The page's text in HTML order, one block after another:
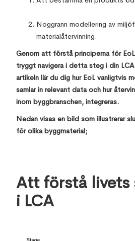
Noggrann modellering av
materialåtervinning.
Genom att förstå principerna för
tryggt navigera i detta steg i din
artikeln lär du dig hur EoL vanligtvis
samlar in relevant data och hur
inom byggbranschen, integreras.
Nedan visas en bild som illustrerar
för olika byggmaterial;
Att förstå livets
i LCA